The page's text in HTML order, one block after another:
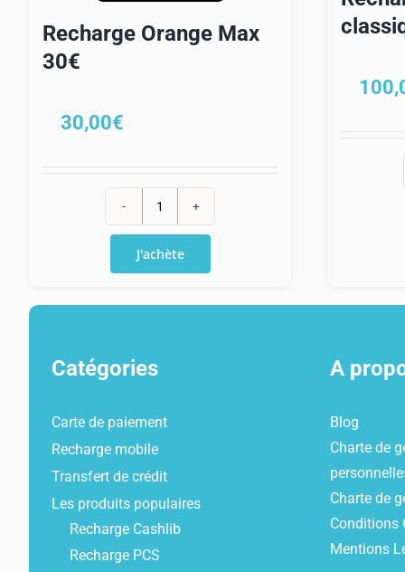
Recharge Orange Max
30€
30,00€
quantité
Recharge
J'achète
Catégories
Carte de paiement
Recharge mobile
Transfert de crédit
Les produits populaires
Recharge Cashlib
Recharge PCS
A
Blog
Charte de
Charte de
Conditions
Mentions